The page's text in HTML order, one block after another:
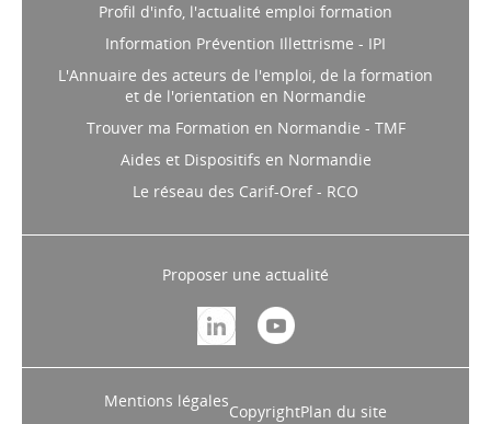
Profil d'info, l'actualité emploi formation
Information Prévention Illettrisme - IPI
L'Annuaire des acteurs de l'emploi, de la formation
et de l'orientation en Normandie
Trouver ma Formation en Normandie - TMF
Aides et Dispositifs en Normandie
Le réseau des Carif-Oref - RCO
Proposer une actualité
Mentions légales